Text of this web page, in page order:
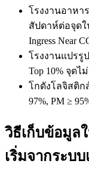
โรงงานอาหา
สัปดาห์ต่อจุดใ
Ingress Near
โรงงานแปรรูป
Top 10% จุดไ
โกดังโลจิสติก
97%, PM ≥
วิธีเก็บข้อมูล
เริ่มจากระบ